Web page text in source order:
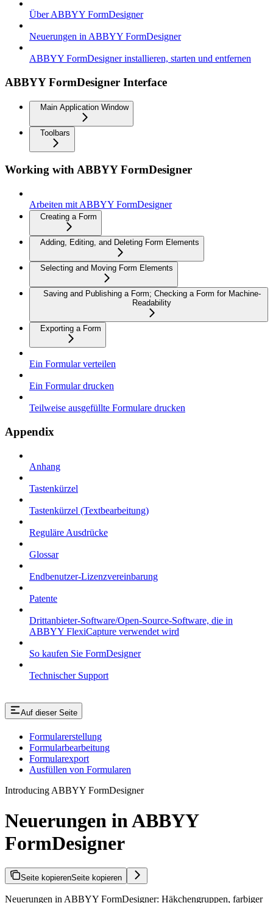
Über ABBYY FormDesigner
Neuerungen in ABBYY FormDesigner
ABBYY FormDesigner installieren, starten und entfernen
ABBYY FormDesigner Interface
Main Application Window
Toolbars
Working with ABBYY FormDesigner
Arbeiten mit ABBYY FormDesigner
Creating a Form
Adding, Editing, and Deleting Form Elements
Selecting and Moving Form Elements
Saving and Publishing a Form; Checking a Form for Machine-
Readability
Exporting a Form
Ein Formular verteilen
Ein Formular drucken
Teilweise ausgefüllte Formulare drucken
Appendix
Anhang
Tastenkürzel
Tastenkürzel (Textbearbeitung)
Reguläre Ausdrücke
Glossar
Endbenutzer-Lizenzvereinbarung
Patente
Drittanbieter-Software/Open-Source-Software, die in
ABBYY FlexiCapture verwendet wird
So kaufen Sie FormDesigner
Technischer Support
Auf dieser Seite
Formularerstellung
Formularbearbeitung
Formularexport
Ausfüllen von Formularen
Introducing ABBYY FormDesigner
Neuerungen in ABBYY
FormDesigner
Seite kopierenSeite kopieren
Neuerungen in ABBYY FormDesigner: Häkchengruppen, farbiger